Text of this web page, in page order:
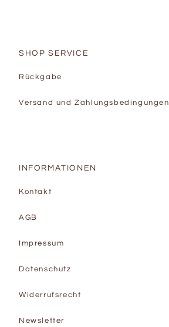
SHOP SERVICE
Rückgabe
Versand und Zahlungsbedingungen
INFORMATIONEN
Kontakt
AGB
Impressum
Datenschutz
Widerrufsrecht
Newsletter